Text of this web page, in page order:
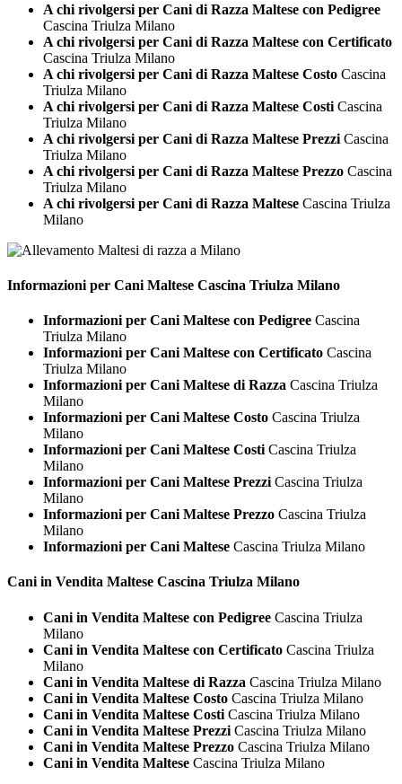
A chi rivolgersi per Cani di Razza Maltese con Pedigree
Cascina Triulza Milano
A chi rivolgersi per Cani di Razza Maltese con Certificato
Cascina Triulza Milano
A chi rivolgersi per Cani di Razza Maltese Costo Cascina
Triulza Milano
A chi rivolgersi per Cani di Razza Maltese Costi Cascina
Triulza Milano
A chi rivolgersi per Cani di Razza Maltese Prezzi Cascina
Triulza Milano
A chi rivolgersi per Cani di Razza Maltese Prezzo Cascina
Triulza Milano
A chi rivolgersi per Cani di Razza Maltese Cascina Triulza
Milano
Informazioni per Cani Maltese Cascina Triulza Milano
Informazioni per Cani Maltese con Pedigree Cascina
Triulza Milano
Informazioni per Cani Maltese con Certificato Cascina
Triulza Milano
Informazioni per Cani Maltese di Razza Cascina Triulza
Milano
Informazioni per Cani Maltese Costo Cascina Triulza
Milano
Informazioni per Cani Maltese Costi Cascina Triulza
Milano
Informazioni per Cani Maltese Prezzi Cascina Triulza
Milano
Informazioni per Cani Maltese Prezzo Cascina Triulza
Milano
Informazioni per Cani Maltese Cascina Triulza Milano
Cani in Vendita Maltese Cascina Triulza Milano
Cani in Vendita Maltese con Pedigree Cascina Triulza
Milano
Cani in Vendita Maltese con Certificato Cascina Triulza
Milano
Cani in Vendita Maltese di Razza Cascina Triulza Milano
Cani in Vendita Maltese Costo Cascina Triulza Milano
Cani in Vendita Maltese Costi Cascina Triulza Milano
Cani in Vendita Maltese Prezzi Cascina Triulza Milano
Cani in Vendita Maltese Prezzo Cascina Triulza Milano
Cani in Vendita Maltese Cascina Triulza Milano